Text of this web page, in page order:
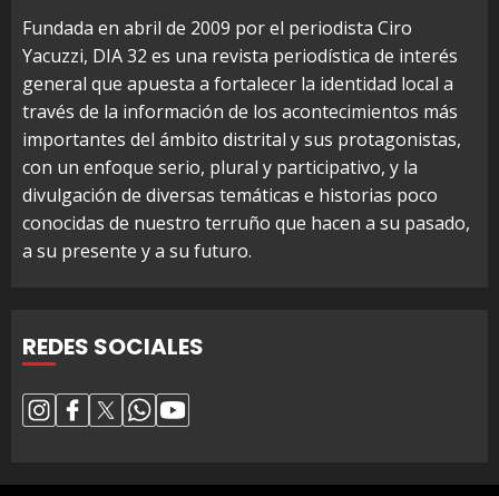
Fundada en abril de 2009 por el periodista Ciro
Yacuzzi, DIA 32 es una revista periodística de interés
general que apuesta a fortalecer la identidad local a
través de la información de los acontecimientos más
importantes del ámbito distrital y sus protagonistas,
con un enfoque serio, plural y participativo, y la
divulgación de diversas temáticas e historias poco
conocidas de nuestro terruño que hacen a su pasado,
a su presente y a su futuro.
REDES SOCIALES